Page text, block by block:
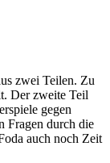
zwei Teilen. Zu
Der zweite Teil
gegen
Fragen durch die
auch noch Zeit